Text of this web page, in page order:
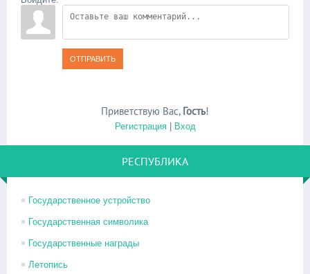
ОТПРАВИТЬ
Приветствую Вас, Гость!
Регистрация| Вход
РЕСПУБЛИКА
Государственное устройство
Государственная символика
Государственные награды
Летопись